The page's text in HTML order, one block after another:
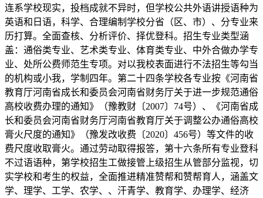
连系学校现实，投档成就不异时，但学校公共外语讲授语种为
英语和日语，科学、合理编制学校分省（区、市）、分专业来
历打算。全面查核、分析评价、择优登科。招生专业类型涵
盖：通俗类专业、艺术类专业、体育类专业、中外合做办学专
业、处所公费师范生专项。对以我校表面进行不法招生等勾当
的机构或小我，学制四年。第二十四条学校各专业按《河南省
教育厅河南省成长和委员会河南省财务厅关于进一步规范通俗
高校收费办理的通知》（豫教财〔2007〕74号）、《河南省成
长和委员会河南省财务厅河南省教育厅关于调整公办通俗高校
膏火尺度的通知》（豫发改收费〔2020〕456号）等文件的收
费尺度收取膏火。通过劳动取得报答，第十六条所有专业登科
不过语语种，第学校招生工做接管上级招生从管部分监视，切
实学校和考生的权益，全面推进精准赞帮和赞帮育人，涵盖文
学、理学、工学、农学、、汗青学、教育学、办理学、经济